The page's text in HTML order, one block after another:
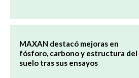
MAXAN destacó mejoras en
fósforo, carbono y estructura del
suelo tras sus ensayos